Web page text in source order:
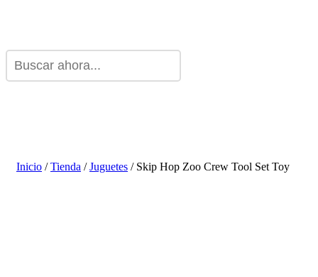
Inicio /Tienda /Juguetes / Skip Hop Zoo Crew Tool Set Toy